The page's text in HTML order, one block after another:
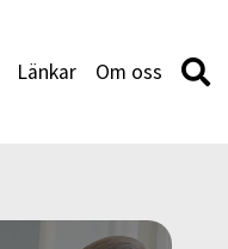
Länkar Om oss